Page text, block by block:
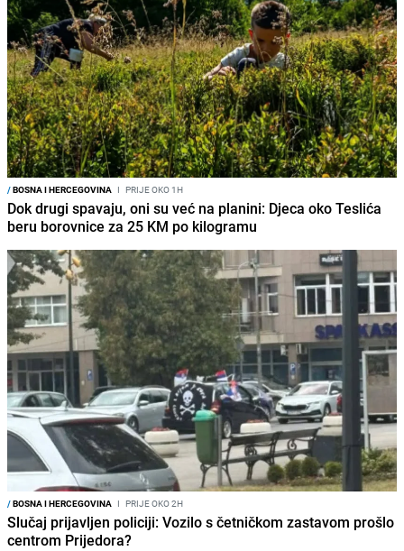
/BOSNA I HERCEGOVINA I PRIJE OKO 1H
Dok drugi spavaju, oni su već na planini: Djeca oko Teslića
beru borovnice za 25 KM po kilogramu
/BOSNA I HERCEGOVINA I PRIJE OKO 2H
Slučaj prijavljen policiji: Vozilo s četničkom zastavom prošlo
centrom Prijedora?